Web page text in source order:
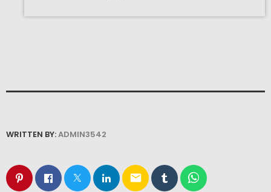
WRITTEN BY:ADMIN3542
email